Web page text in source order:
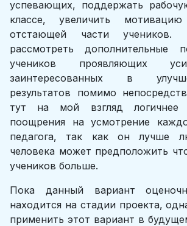
успевающих, поддержать
классе, увеличить
отстающей части учеников.
рассмотреть дополнительные
учеников проявляющих
заинтересованных в
результатов помимо
тут на мой взгляд логичнее
поощрения на усмотрение
педагога, так как он лучше
человека может предположить
учеников больше.
Пока данный вариант
находится на стадии проекта,
применить этот вариант в